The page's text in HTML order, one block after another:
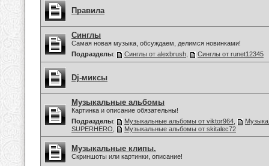
Правила
Синглы
Самая новая музыка, обсуждаем, делимся новинками!
Подразделы: Синглы от alexbrush Синглы от runet12345
Dj-миксы
Музыкальные альбомы
Картинка и описание обязательны!
Подразделы: Музыкальные альбомы от viktor964
SUPERHERO
Музыкальные альбомы от skitalec72
Музыкальные клипы.
Скриншоты или картинки, описание!